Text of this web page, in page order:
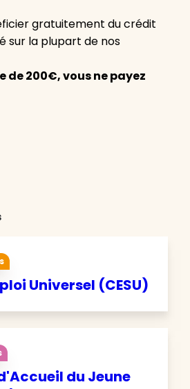
gratuitement du crédit
sur la plupart de nos
de 200€, vous ne payez
Universel (CESU)
du Jeune